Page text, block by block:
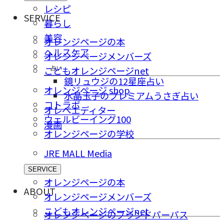
レシピ
暮らし
美容
ヘルスケア
占い
鏡リュウジの12星座占い
水晶玉子のプレミアムうさぎ占い
オレペエディター
漫画
SERVICE
オレンジページの本
オレンジページメンバーズ
こどもオレンジページnet
オレンジページ shop
コトラボ
ウェルビーイング100
オレンジページの学校
JRE MALL Media
SERVICE
オレンジページの本
オレンジページメンバーズ
こどもオレンジページnet
ABOUT
オレンジページのブランドパーパス